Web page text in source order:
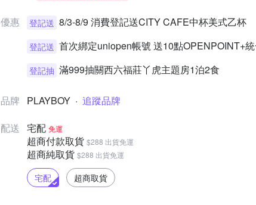
優惠 登記送 8/3-8/9 消費登記送CITY CAFE中杯美式乙杯
登記送 首次綁定uniopen帳號 送10點OPENPOINT+
登記抽 滿999抽關西六福莊丫虎主題房1泊2食
品牌 PLAYBOY · 追蹤品牌
配送
宅配 免運
超商付款取貨 $288 出貨免運
超商純取貨 $288 出貨免運
宅配 超商取貨